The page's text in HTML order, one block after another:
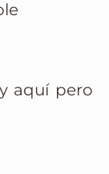
aquí pero